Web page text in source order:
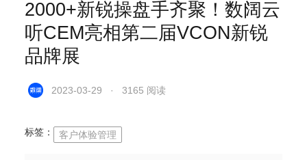
2000+新锐操盘手齐聚！数阔云
听CEM亮相第二届VCON新锐
品牌展
2023-03-29 · 3165 阅读
标签： 客户体验管理